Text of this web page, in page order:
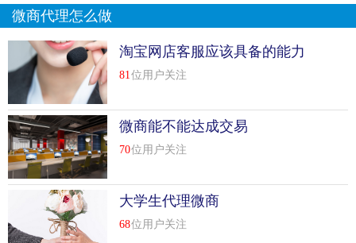
淘宝友情连接能赚钱？
只要你是旺铺的用户，在店内添加一个友好的链接参与淘宝
推广，买家就可以通过这个链接到达相应的店铺，购买商
品，完成交易，获得卖家支付的佣金！
开专营店能赚钱吗？
这个行业永远不会是没落的行业。就是不能太显眼。好是在
酒店旁边开门营业，送到你家门口。
具体要根据当地市场来判断，不同的市场有不同的需求。因
此，是否有发展前景要根据当地的市场供给和市场需求来判
断
微商代理怎么做
淘宝网店客服应该具备的能力
以及如何考核
81 位用户关注
微商能不能达成交易
70位用户关注
大学生代理微商
68位用户关注